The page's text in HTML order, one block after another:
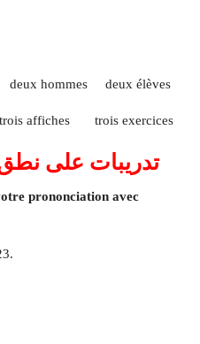
hommes deux élèves
affiches trois exercices
تدريبات على نطق
prononciation avec